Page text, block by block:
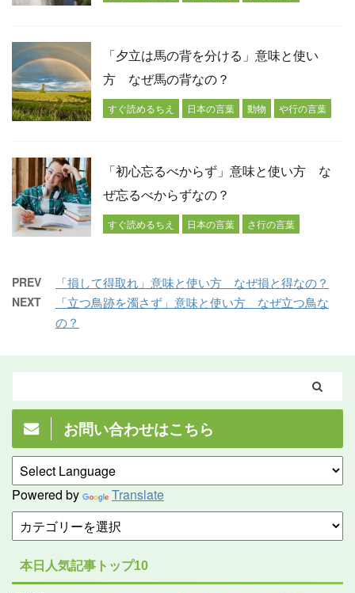
「夕立は馬の背を分ける」意味と使い
方 なぜ馬の背なの？
すぐ読めるちえ 日本の言葉 動物 や行の言葉
「初心忘るべからず」意味と使い方 な
ぜ忘るべからずなの？
すぐ読めるちえ 日本の言葉 さ行の言葉
PREV 「損して得取れ」意味と使い方 なぜ損と得なの？
NEXT
「立つ鳥跡を濁さず」意味と使い方 なぜ立つ鳥な
の？
お問い合わせはこちら
Powered by Translate
本日人気記事トップ10